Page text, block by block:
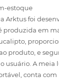
estoque
Arktus foi
produzida em
produto, e
usuário. A meia
conta com